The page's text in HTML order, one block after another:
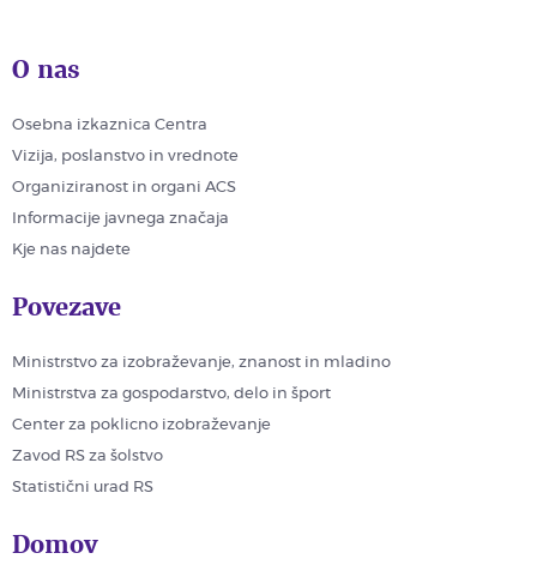
O nas
Osebna izkaznica Centra
Vizija, poslanstvo in vrednote
Organiziranost in organi ACS
Informacije javnega značaja
Kje nas najdete
Povezave
Ministrstvo za izobraževanje, znanost in mladino
Ministrstva za gospodarstvo, delo in šport
Center za poklicno izobraževanje
Zavod RS za šolstvo
Statistični urad RS
Domov